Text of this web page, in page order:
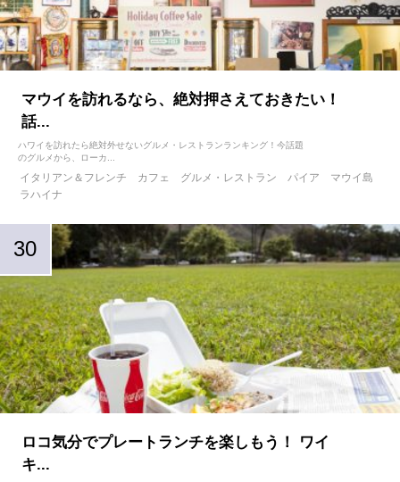
マウイを訪れるなら、絶対押さえておきたい！
話...
ハワイを訪れたら絶対外せないグルメ・レストランランキング！今話題
のグルメから、ローカ...
イタリアン＆フレンチ カフェ グルメ・レストラン パイア
マウイ島
ラハイナ
ロコ気分でプレートランチを楽しもう！ ワイ
キ...